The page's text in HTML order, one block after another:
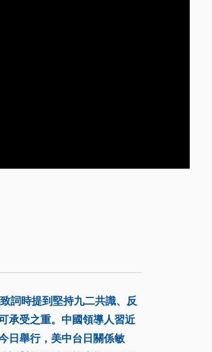
詞時提到堅持九二共識、反
承受之重。中國領導人習近
日舉行，美中台日關係敏